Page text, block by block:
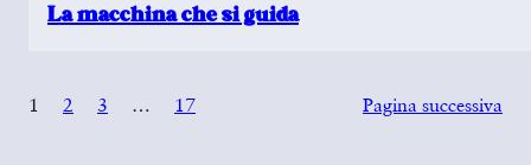
La macchina che si guida
1 2 3 … 17 Pagina successiva